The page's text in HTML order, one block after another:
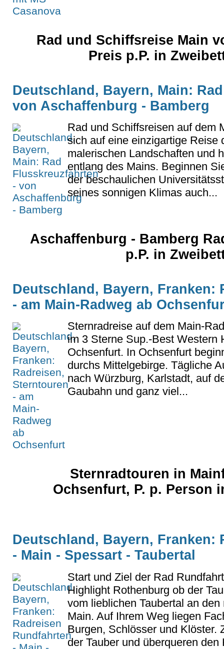
Rad und Schiffsreise Main
Preis p.P. in
Deutschland, Bayern, Main:
von Aschaffenburg - Bamberg
Rad und Schiffsreisen auf dem
sich auf eine einzigartige Reise
malerischen Landschaften und
entlang des Mains. Beginnen
der beschaulichen
seines sonnigen Klimas auch...
Aschaffenburg - Bamberg
p.P. in
Deutschland, Bayern, Franken:
- am Main-Radweg ab
Sternradreise auf dem Main-
im 3 Sterne Sup.-Best Western
Ochsenfurt. In Ochsenfurt
durchs Mittelgebirge. Tägliche
nach Würzburg, Karlstadt, auf
Gaubahn und ganz viel...
Sternradtouren in
Ochsenfurt, P. p. Person
Deutschland, Bayern, Franken:
- Main - Spessart - Taubertal
Start und Ziel der Rad
Highlight Rothenburg ob der
vom lieblichen Taubertal an den
Main. Auf Ihrem Weg liegen
Burgen, Schlösser und Klöster.
der Tauber und überqueren